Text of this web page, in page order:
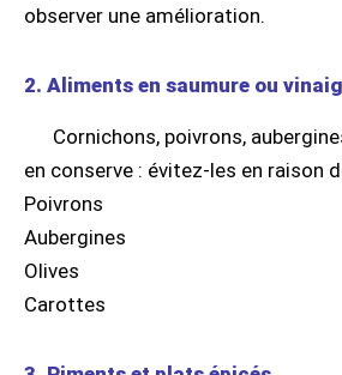
observer une amélioration.
2. Aliments en saumure ou
Cornichons, poivrons,
en conserve : évitez-les en raison
Poivrons
Aubergines
Olives
Carottes